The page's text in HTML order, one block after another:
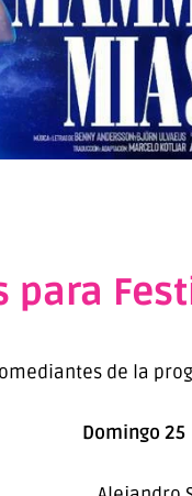
de la
Domingo 25